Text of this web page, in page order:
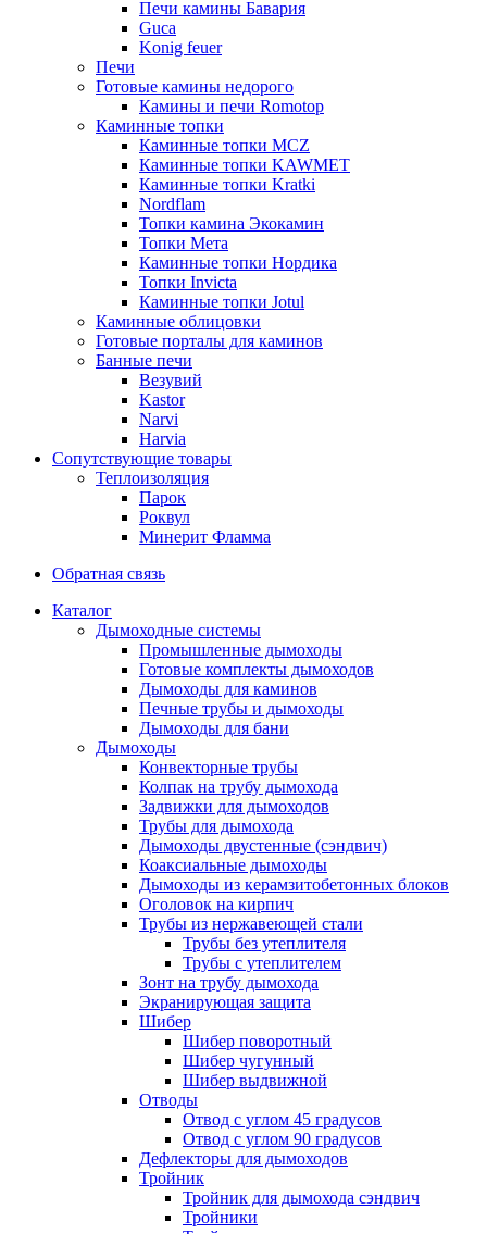
Печи камины Бавария
Guca
Konig feuer
Печи
Готовые камины недорого
Камины и печи Romotop
Каминные топки
Каминные топки MCZ
Каминные топки KAWMET
Каминные топки Kratki
Nordflam
Топки камина Экокамин
Топки Мета
Каминные топки Нордика
Топки Invicta
Каминные топки Jotul
Каминные облицовки
Готовые порталы для каминов
Банные печи
Везувий
Kastor
Narvi
Harvia
Сопутствующие товары
Теплоизоляция
Парок
Роквул
Минерит Фламма
Обратная связь
Каталог
Дымоходные системы
Промышленные дымоходы
Готовые комплекты дымоходов
Дымоходы для каминов
Печные трубы и дымоходы
Дымоходы для бани
Дымоходы
Конвекторные трубы
Колпак на трубу дымохода
Задвижки для дымоходов
Трубы для дымохода
Дымоходы двустенные (сэндвич)
Коаксиальные дымоходы
Дымоходы из керамзитобетонных блоков
Оголовок на кирпич
Трубы из нержавеющей стали
Трубы без утеплителя
Трубы с утеплителем
Зонт на трубу дымохода
Экранирующая защита
Шибер
Шибер поворотный
Шибер чугунный
Шибер выдвижной
Отводы
Отвод с углом 45 градусов
Отвод с углом 90 градусов
Дефлекторы для дымоходов
Тройник
Тройник для дымохода сэндвич
Тройники